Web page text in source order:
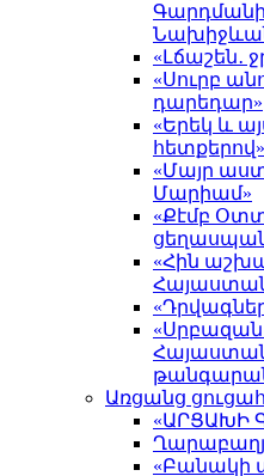
«Լճաշեն․
«Սուրբ
դարեդար»
«Երեկ և
հետքերով»
«Մայր
Մարիամ»
«Քէմբ
«Հին
«Սրբազան
Առցանց
«ԱՐՑԱԽԻ
«Բանակի